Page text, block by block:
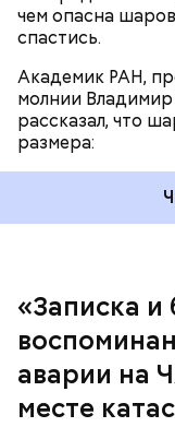
чем опасна
спастись.
Академик РАН,
молнии
рассказал, что
размера:
«Записка и
аварии на
месте
транспорт.
что произошло.
несколько часов
Чернобыля, —
За свою земную
добрых дел во